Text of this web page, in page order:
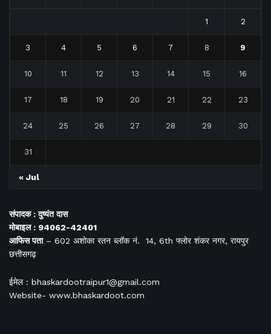
1 2
3 4 5 6 7 8 9
10 11 12 13 14 15 16
17 18 19 20 21 22 23
24 25 26 27 28 29 30
31
« Jul
संपादक : दुष्यंत दास
मोबाइल : 94062-42401
आफिसपता– 602 अशोका रतन ब्लॉक नं. 14, 6th फ्लोर शंकर नगर, रायपुर
छत्तीसगढ़
ईमेल : bhaskardootraipur1@gmail.com
Website- www.bhaskardoot.com